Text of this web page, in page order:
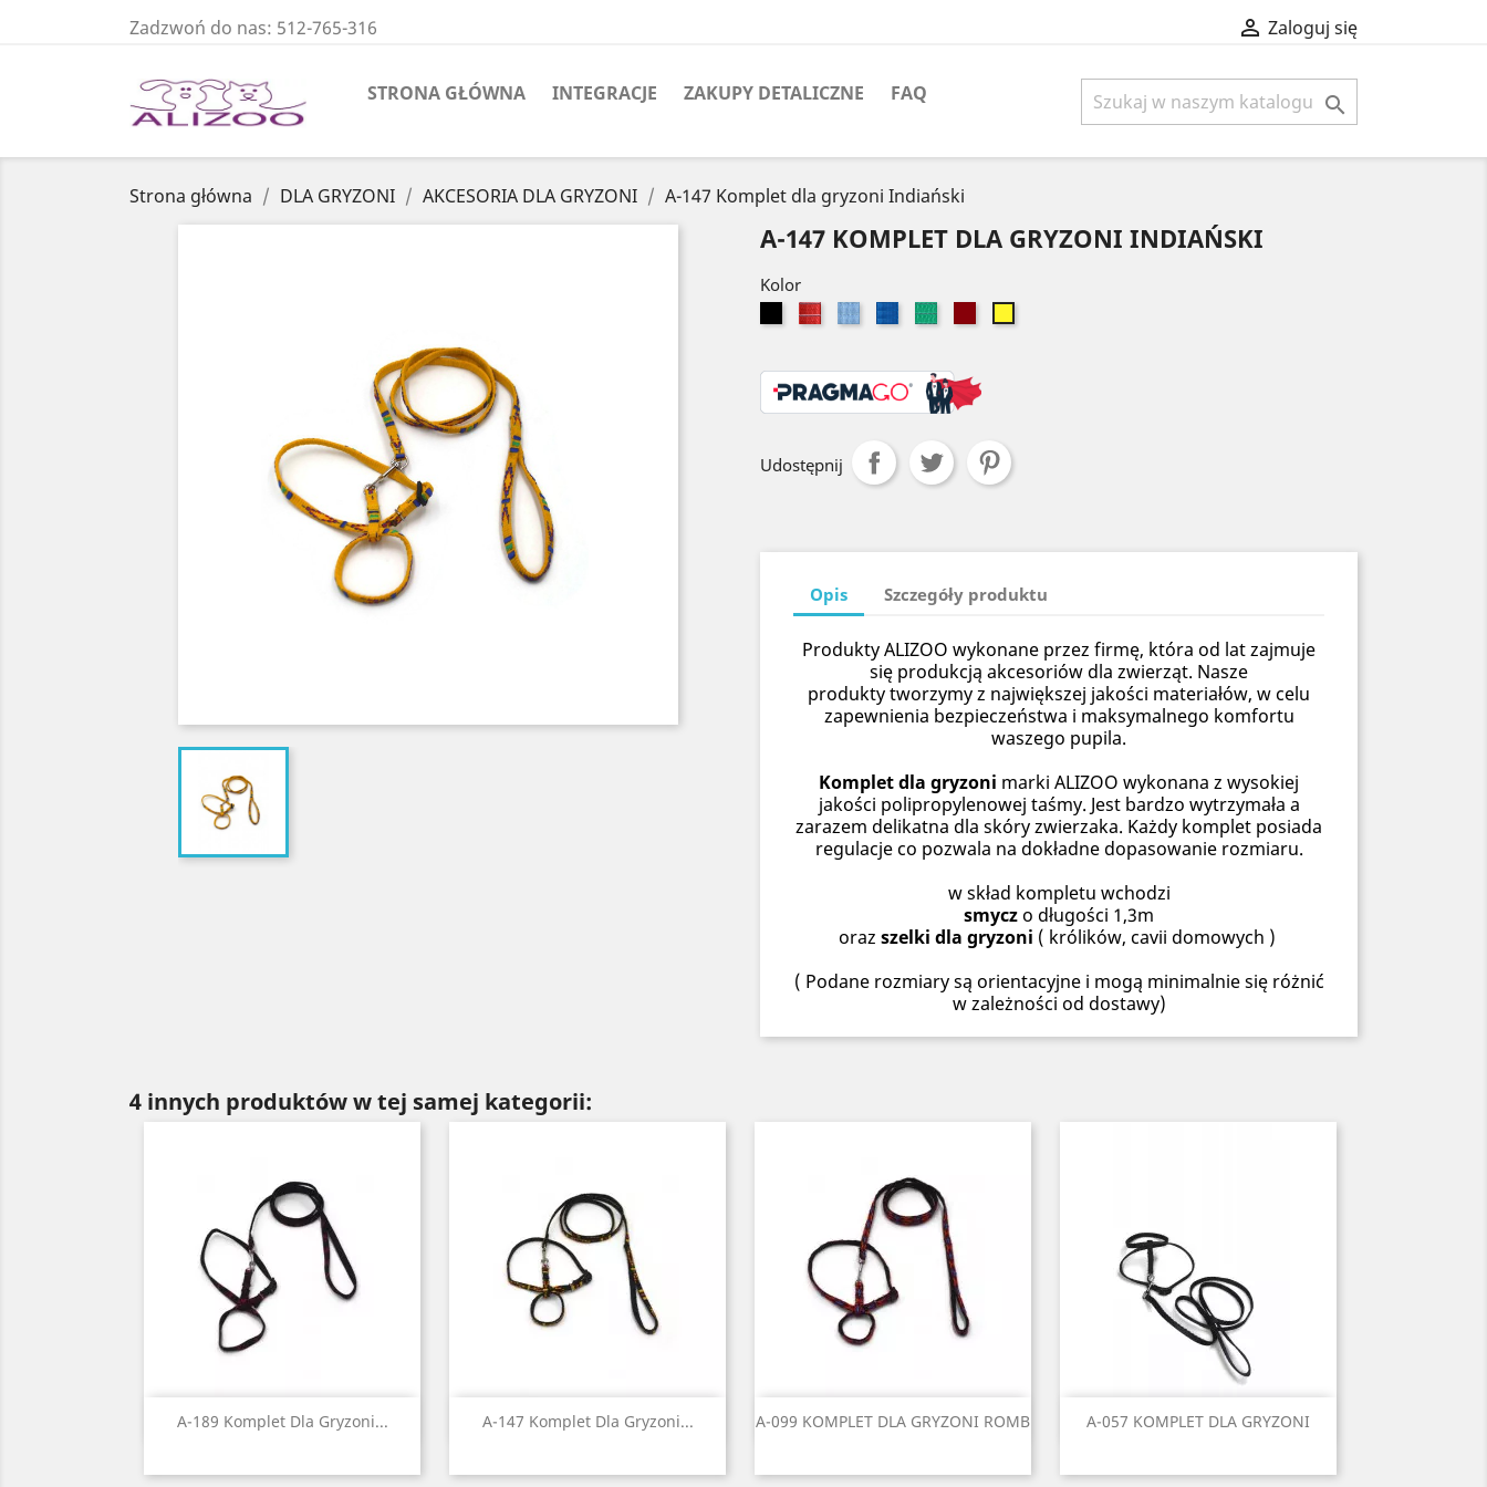
Zadzwoń do nas: 512-765-316  Zaloguj się
STRONA GŁÓWNA INTEGRACJE ZAKUPY DETALICZNE FAQ 
Strona główna DLA GRYZONI AKCESORIA DLA GRYZONI A-147 Komplet dla gryzoni Indiański
A-147 KOMPLET DLA GRYZONI INDIAŃSKI
Kolor
CzarnyCzerwonyBłękitnyNiebieskiZielony
Udostępnij
Opis Szczegóły produktu
Produkty ALIZOO wykonane przez firmę, która od lat zajmuje
się produkcją akcesoriów dla zwierząt. Nasze
produkty tworzymy z największej jakości materiałów, w celu
zapewnienia bezpieczeństwa i maksymalnego komfortu
waszego pupila.
Komplet dla gryzoni marki ALIZOO wykonana z wysokiej
jakości polipropylenowej taśmy. Jest bardzo wytrzymała a
zarazem delikatna dla skóry zwierzaka. Każdy komplet posiada
regulacje co pozwala na dokładne dopasowanie rozmiaru.
w skład kompletu wchodzi
smycz o długości 1,3m
oraz szelki dla gryzoni ( królików, cavii domowych )
( Podane rozmiary są orientacyjne i mogą minimalnie się różnić
w zależności od dostawy)
4 innych produktów w tej samej kategorii:
A-189 Komplet Dla Gryzoni...
Szybki podgląd
A-147 Komplet Dla Gryzoni...
Szybki podgląd
A-099 KOMPLET DLA GRYZONI ROMB
Szybki podgląd
A-057 KOMPLET DLA GRYZONI
Szybki podgląd